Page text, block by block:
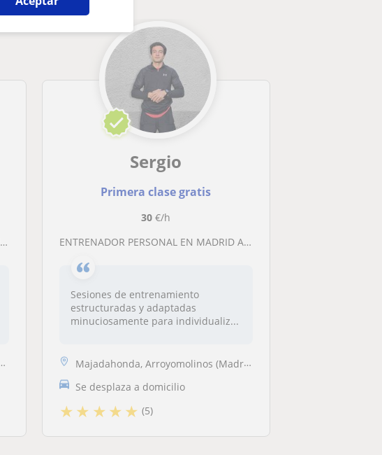
Sergio
Primera clase gratis
30 €/h
ENTRENADOR PERSONAL EN MADRID A DOMICILIO. Entrenamientos individualizados en base a las característica y exigencias del cliente
Sesiones de entrenamiento
estructuradas y adaptadas
minuciosamente para individualiz...
Majadahonda, Arroyomolinos (Madrid), Boadilla del Monte, Las Rozas de ...
Se desplaza a domicilio
★★ ★★★ (5)